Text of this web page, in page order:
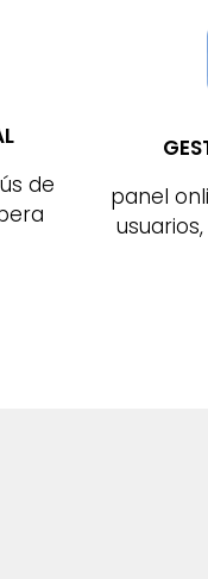
de
panel